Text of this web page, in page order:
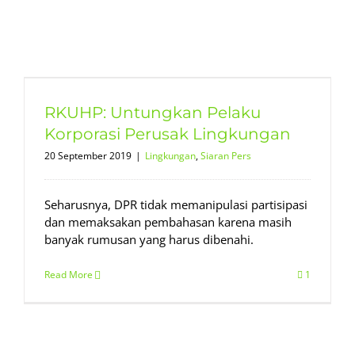
RKUHP: Untungkan Pelaku
Korporasi Perusak Lingkungan
20 September 2019 | Lingkungan,Siaran Pers
Seharusnya, DPR tidak memanipulasi partisipasi
dan memaksakan pembahasan karena masih
banyak rumusan yang harus dibenahi.
Read More 1